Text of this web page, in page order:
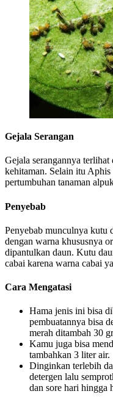
Gejala Serangan
Gejala serangannya
kehitaman. Selain itu
pertumbuhan tanaman
Penyebab
Penyebab munculnya kutu
dengan warna khususnya
dipantulkan daun. Kutu
cabai karena warna cabai
Cara Mengatasi
Hama jenis ini bisa
pembuatannya bisa
merah ditambah 30
Kamu juga bisa
tambahkan 3 liter air.
Dinginkan terlebih
detergen lalu
dan sore hari hingga